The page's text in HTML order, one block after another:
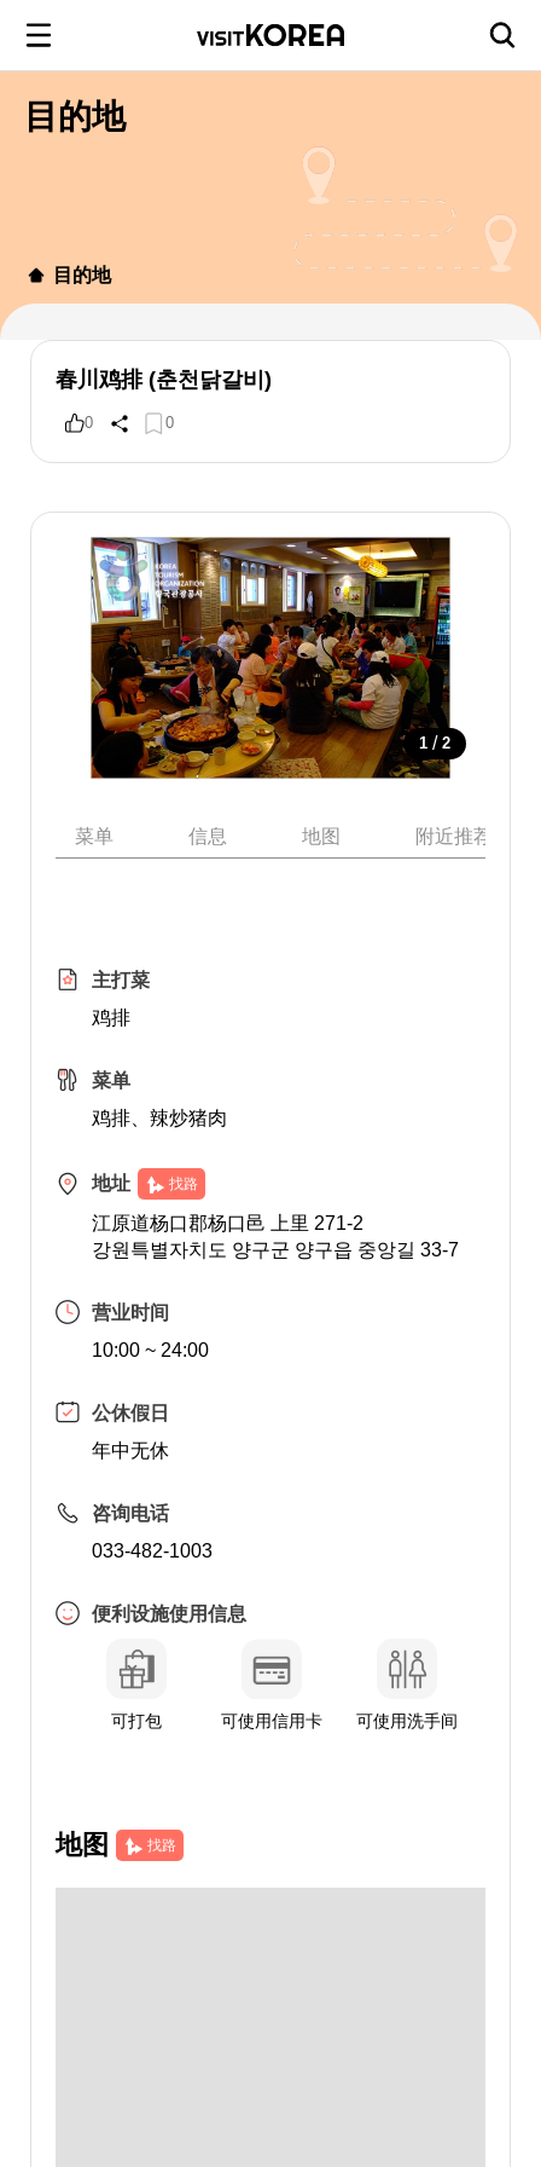
目的地
目的地
春川鸡排 (춘천닭갈비)
0 0
1 / 2
菜单 信息 地图 附近推荐景点
主打菜
鸡排
菜单
鸡排、辣炒猪肉
地址 找路
江原道杨口郡杨口邑 上里 271-2
강원특별자치도 양구군 양구읍 중앙길 33-7
营业时间
10:00 ~ 24:00
公休假日
年中无休
咨询电话
033-482-1003
便利设施使用信息
可打包 可使用信用卡 可使用洗手间
地图 找路